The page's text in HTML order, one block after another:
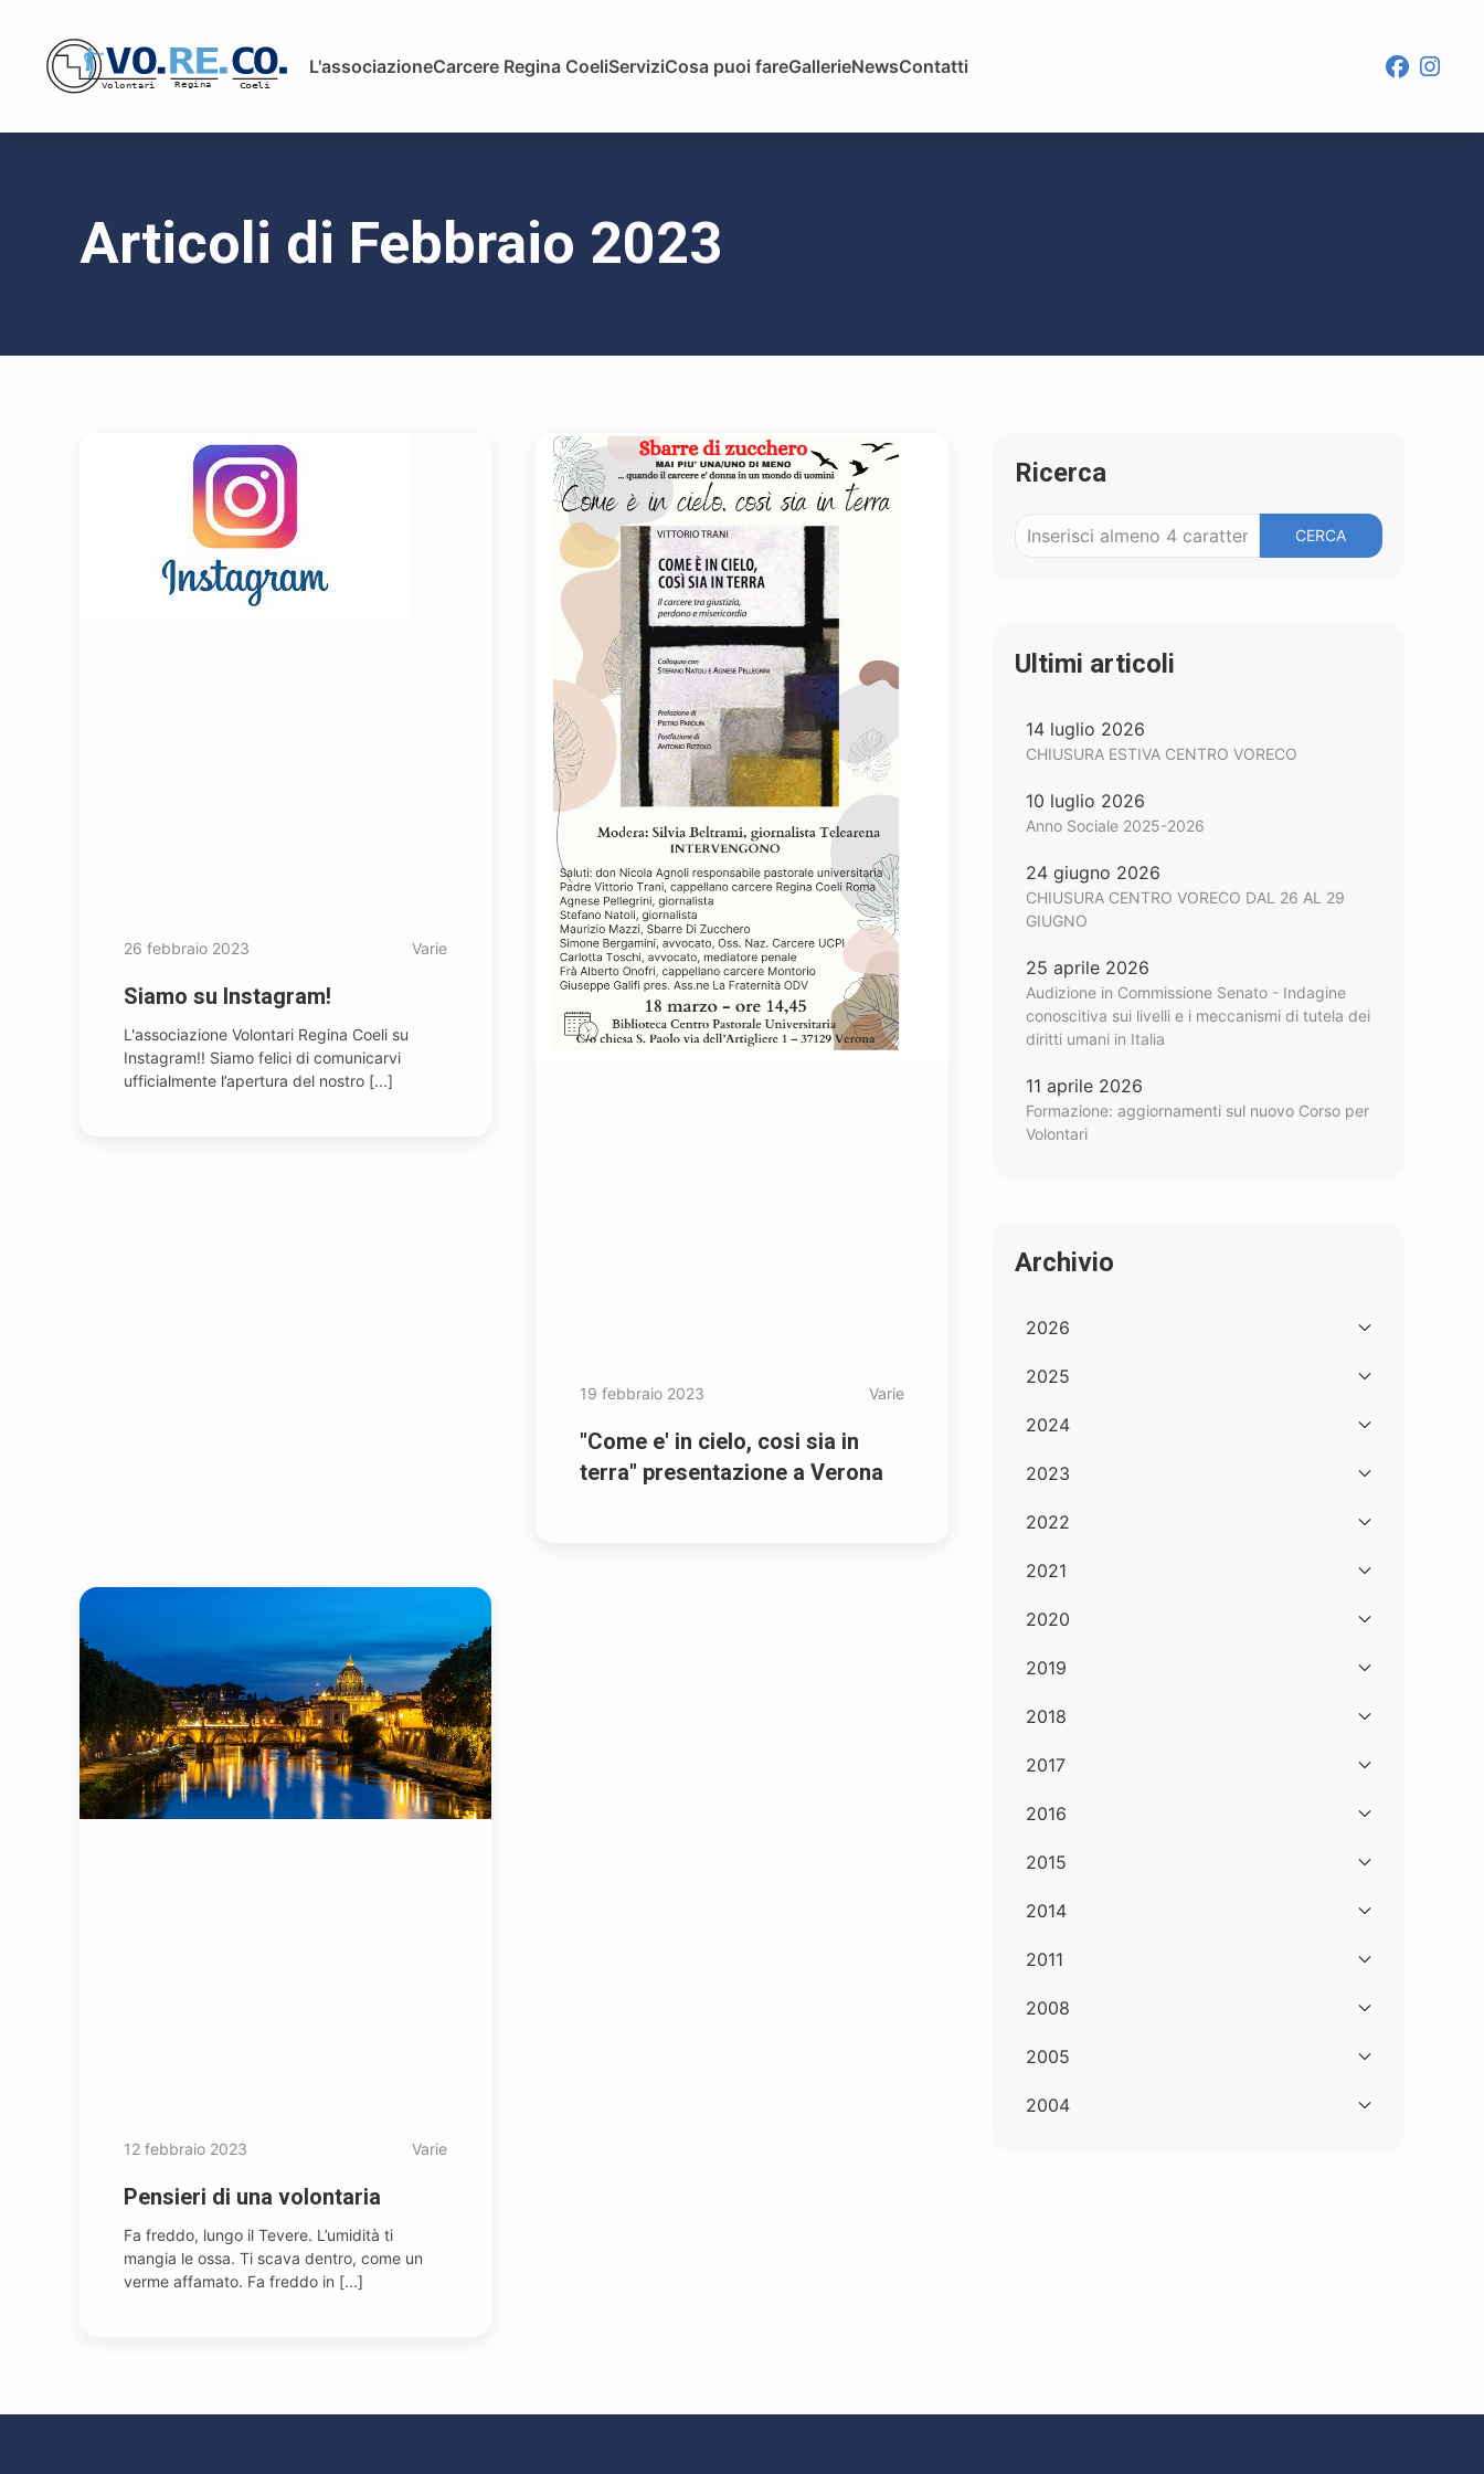
L'associazioneCarcere Regina CoeliServiziCosa puoi fareGallerieNewsContatti
Articoli di Febbraio 2023
26 febbraio 2023 Varie
Siamo su Instagram!
L'associazione Volontari Regina Coeli su
Instagram!! Siamo felici di comunicarvi
ufficialmente l’apertura del nostro [...]
19 febbraio 2023 Varie
"Come e' in cielo, cosi sia in
terra" presentazione a Verona
12 febbraio 2023 Varie
Pensieri di una volontaria
Fa freddo, lungo il Tevere. L’umidità ti
mangia le ossa. Ti scava dentro, come un
verme affamato. Fa freddo in [...]
Ricerca
CERCA
Ultimi articoli
14 luglio 2026
CHIUSURA ESTIVA CENTRO VORECO
10 luglio 2026
Anno Sociale 2025-2026
24 giugno 2026
CHIUSURA CENTRO VORECO DAL 26 AL 29
GIUGNO
25 aprile 2026
Audizione in Commissione Senato - Indagine
conoscitiva sui livelli e i meccanismi di tutela dei
diritti umani in Italia
11 aprile 2026
Formazione: aggiornamenti sul nuovo Corso per
Volontari
Archivio
2026
2025
2024
2023
2022
2021
2020
2019
2018
2017
2016
2015
2014
2011
2008
2005
2004